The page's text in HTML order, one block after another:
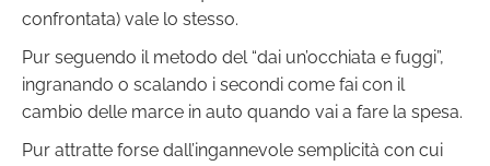
confrontata) vale lo stesso.
Pur seguendo il metodo del “dai un’occhiata e fuggi”,
ingranando o scalando i secondi come fai con il
cambio delle marce in auto quando vai a fare la spesa.
Pur attratte forse dall’ingannevole semplicità con cui